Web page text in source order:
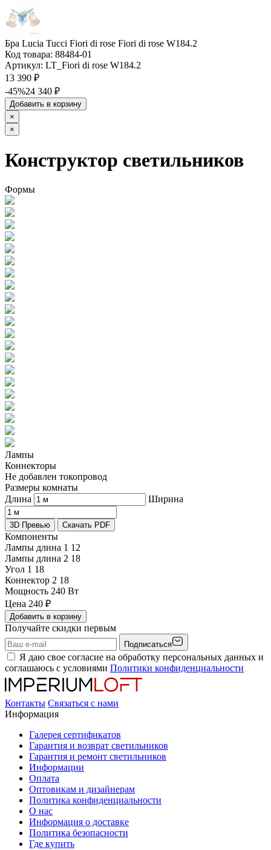
Бра Lucia Tucci Fiori di rose Fiori di rose W184.2
Код товара: 88484-01
Артикул: LT_Fiori di rose W184.2
13 390 ₽
-45%24 340 ₽
Добавить в корзину
×
×
Конструктор светильников
Формы
Лампы
Коннекторы
Не добавлен токопровод
Размеры комнаты
Длина
Ширина
3D Превью Скачать PDF
Компоненты
Лампы длина 1 12
Лампы длина 2 18
Угол 1 18
Коннектор 2 18
Мощность 240 Вт
Цена 240 ₽
Добавить в корзину
Получайте скидки первым
Подписаться
Я даю свое согласие на обработку персональных данных и
соглашаюсь с условиями Политики конфиденциальности
Контакты Связаться с нами
Информация
Галерея сертификатов
Гарантия и возврат светильников
Гарантия и ремонт светильников
Информации
Оплата
Оптовикам и дизайнерам
Политика конфиденциальности
О нас
Информация о доставке
Политика безопасности
Где купить